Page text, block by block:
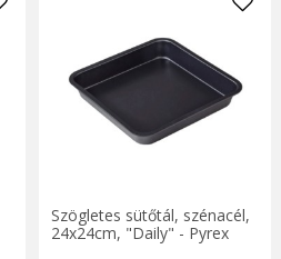
Szögletes sütőtál, szénacél,
24x24cm, "Daily" - Pyrex